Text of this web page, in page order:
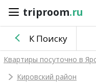
triproom.ru
triproom .ru
Российский
К Поиску
Квартиры посуточно в
Кировский район